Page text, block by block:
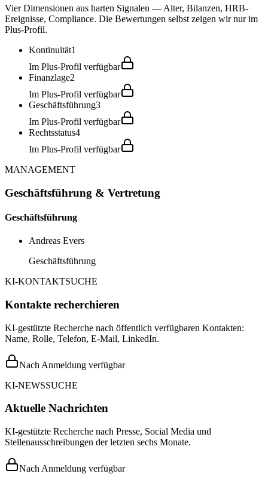
Vier Dimensionen aus harten Signalen — Alter, Bilanzen, HRB-
Ereignisse, Compliance. Die Bewertungen selbst zeigen wir nur im
Plus-Profil.
Kontinuität1
Im Plus-Profil verfügbar
Finanzlage2
Im Plus-Profil verfügbar
Geschäftsführung3
Im Plus-Profil verfügbar
Rechtsstatus4
Im Plus-Profil verfügbar
MANAGEMENT
Geschäftsführung & Vertretung
Geschäftsführung
Andreas Evers
Geschäftsführung
KI-KONTAKTSUCHE
Kontakte recherchieren
KI-gestützte Recherche nach öffentlich verfügbaren Kontakten:
Name, Rolle, Telefon, E-Mail, LinkedIn.
Nach Anmeldung verfügbar
KI-NEWSSUCHE
Aktuelle Nachrichten
KI-gestützte Recherche nach Presse, Social Media und
Stellenausschreibungen der letzten sechs Monate.
Nach Anmeldung verfügbar